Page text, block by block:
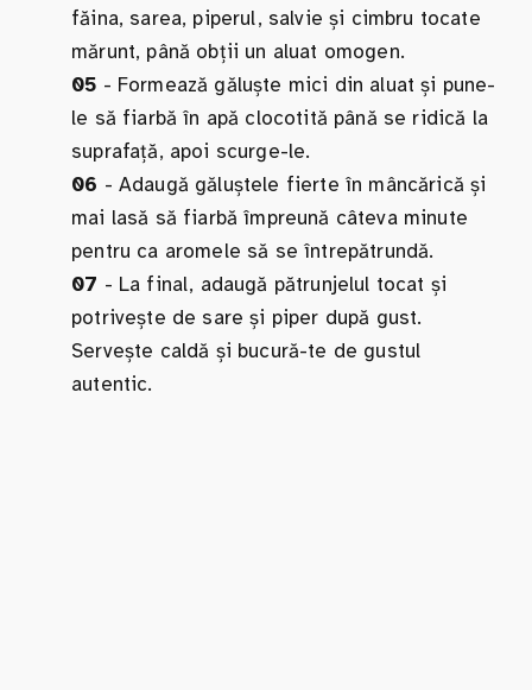
făina, sarea, piperul, salvie și cimbru tocate
mărunt, până obții un aluat omogen.
05 - Formează găluște mici din aluat și pune-
le să fiarbă în apă clocotită până se ridică la
suprafață, apoi scurge-le.
06 - Adaugă găluștele fierte în mâncărică și
mai lasă să fiarbă împreună câteva minute
pentru ca aromele să se întrepătrundă.
07 - La final, adaugă pătrunjelul tocat și
potrivește de sare și piper după gust.
Servește caldă și bucură-te de gustul
autentic.